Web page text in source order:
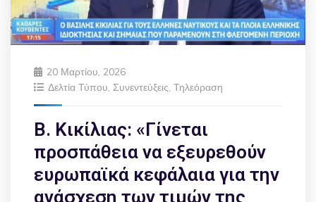
20 Μαρτίου, 2026
Δελτία Τύπου, Συνεντεύξεις, Τηλεόραση
Β. Κικίλιας: «Γίνεται
προσπάθεια να εξευρεθούν
ευρωπαϊκά κεφάλαια για την
ανάσχεση των τιμών της